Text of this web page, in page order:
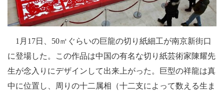
1 月 17日 50㎡ぐらいの巨龍の切り紙細工が南京新街口
に登場した。この作品は中国の有名な切り紙芸術家陳耀先
生が念入りにデザインして出来上がった。巨型の祥龍は真
中に位置し、周りの十二属相 （十二支によって数える生ま